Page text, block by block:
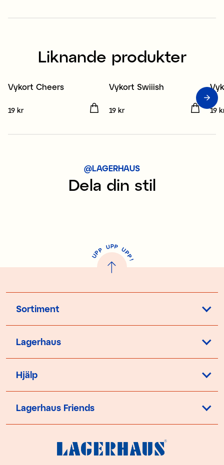
Liknande produkter
3 för 2
Vykort Cheers
Pris:
19 kr
3 för 2
Vykort Swiiish
Pris:
19 kr Pris
19
@LAGERHAUS
Dela din stil
U
P
P UPP UP
P
!
Sortiment
Lagerhaus
Hjälp
Lagerhaus Friends